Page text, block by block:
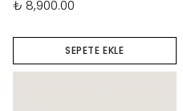
₺ 8,900.00
SEPETE EKLE